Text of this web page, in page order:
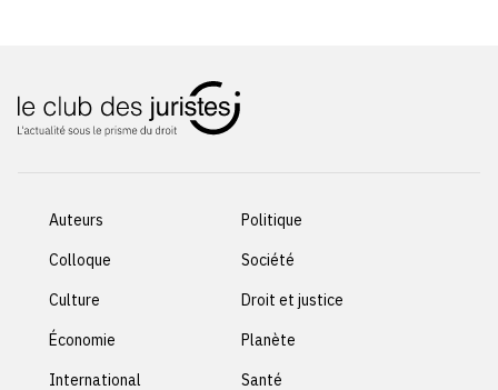
Auteurs
Colloque
Culture
Économie
International
Politique
Société
Droit et justice
Planète
Santé